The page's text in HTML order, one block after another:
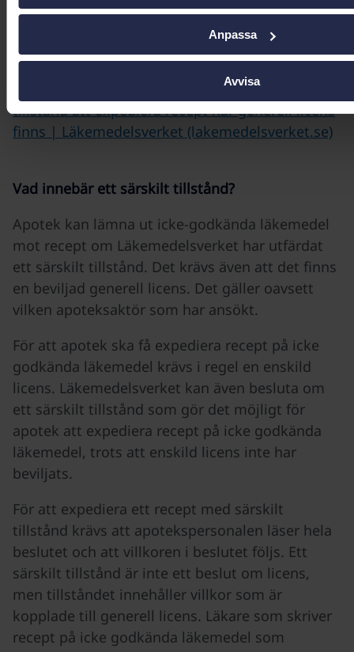
Anpassa
Avvisa
Var hittar jag vilka licensläkemedel som har fått
De licensläkemedel som har fått särskilda
tillstånd utfärdade, hittar du här:Särskilt
tillstånd att expediera recept när generell licens
finns | Läkemedelsverket (lakemedelsverket.se)
Vad innebär ett särskilt tillstånd?
Apotek kan lämna ut icke-godkända läkemedel
mot recept om Läkemedelsverket har utfärdat
ett särskilt tillstånd. Det krävs även att det finns
en beviljad generell licens. Det gäller oavsett
vilken apoteksaktör som har ansökt.
För att apotek ska få expediera recept på icke
godkända läkemedel krävs i regel en enskild
licens. Läkemedelsverket kan även besluta om
ett särskilt tillstånd som gör det möjligt för
apotek att expediera recept på icke godkända
läkemedel, trots att enskild licens inte har
beviljats.
För att expediera ett recept med särskilt
tillstånd krävs att apotekspersonalen läser hela
beslutet och att villkoren i beslutet följs. Ett
särskilt tillstånd är inte ett beslut om licens,
men tillståndet innehåller villkor som är
kopplade till generell licens. Läkare som skriver
recept på icke godkända läkemedel som